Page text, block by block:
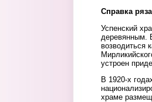
Справка
Успенский
деревянным.
возводиться
устроен
В 1920-х
храме